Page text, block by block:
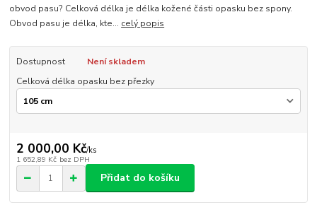
obvod pasu? Celková délka je délka kožené části opasku bez spony.
Obvod pasu je délka, kte... celý popis
Dostupnost
Není skladem
Celková délka opasku bez přezky
2 000,00 Kč/ks
1 652,89 Kč bez DPH
Přidat do košíku